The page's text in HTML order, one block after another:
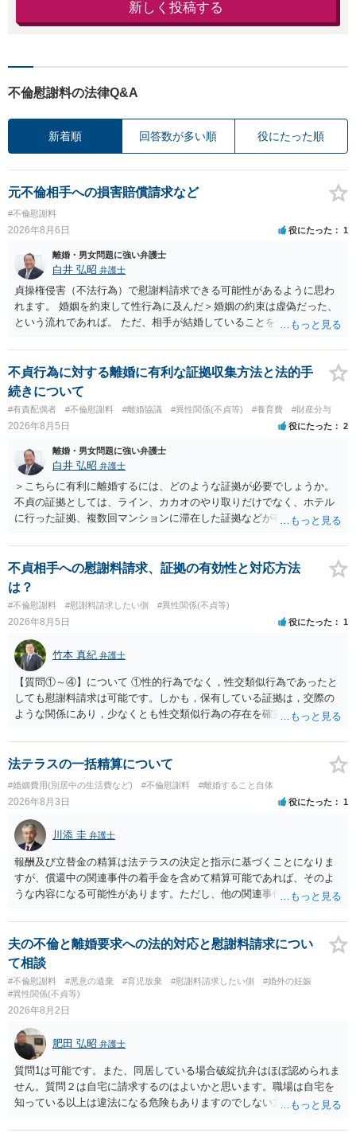
新しく投稿する
不倫慰謝料の法律Q&A
新着順 回答数が多い順 役にたった順
元不倫相手への損害賠償請求など
#不倫慰謝料
2026年8月6日 役にたった 1
離婚・男女問題に強い弁護士
白井 弘昭 弁護士
貞操権侵害（不法行為）で慰謝料請求できる可能性があるように思わ
れます。 婚姻を約束して性行為に及んだ＞婚姻の約束は虚偽だった、
という流れであれば。 ただ、相手が結婚していることを知って行為に
性も認められそうですので、あまり慰謝料は高額にならないように思
われます。 一度、最寄りの弁護士に相談してみてください。
不貞行為に対する離婚に有利な証拠収集方法と法的手
続きについて
#有責配偶者 #不倫慰謝料 #離婚協議 #異性関係(不貞等) #養育費 #財産分与
2026年8月5日 役にたった 2
離婚・男女問題に強い弁護士
白井 弘昭 弁護士
＞こちらに有利に離婚するには、どのような証拠が必要でしょうか。
不貞の証拠としては、ライン、カカオのやり取りだけでなく、ホテル
に行った証拠、複数回マンションに滞在した証拠などが有効です。 不
婚する、慰謝料をとるなど）ことができると思われます。 ただし、不
貞発覚後、長期間同居を続けると、不貞を許したとの評価につながる
場合がありますので、ご注意ください。 以上、ご参考まで。
不貞相手への慰謝料請求、証拠の有効性と対応方法
は？
#不倫慰謝料 #慰謝料請求したい側 #異性関係(不貞等)
2026年8月5日 役にたった 1
竹本 真紀 弁護士
【質問①～④】について ①性的行為でなく，性交類似行為であったと
しても慰謝料請求は可能です。しかも，保有している証拠は，交際の
ような関係にあり，少なくとも性交類似行為の存在を確実に証明でき
ことを窺わせるものです。）。ですから，慰謝料請求を進めることで
よいと思います。 ただ．慰謝料額については，婚姻破綻に至っていな
いとして，この点を考慮されることになるかもしれません。 ②夫との
今後のことを考えて書いてもらうか否かを検討するのがよいと思いま
す。今ある証拠以上のことを証明（証明力を強めることも含む）でき
るのであれば，前向きに検討を進めるという考え方でもよいでしょ
う。慰謝料請求としては証拠として使えることが前提であり，その価
値と夫との関係との均衡のように思います。 ③行政書士に委任をして
いるのであれば，どのような内容の委任なのか不明ですが，その行政
書士との協議になると思います。請求するか，訴訟にするか，その点
の見極めや，相手方は性交類似行為は認めているのか，それさえも否
定しているのかによって，考え方・進め方は変わってくると思いま
す。 ④性交類似行為を認めているにもかかわらず支払を拒否するので
あれば，本人（行政書士でも同じだと思います。）への対応ではあま
り変わらないように思います。減額で折り合えるなら本人様の交渉で
もよいように思いますが，ゼロかどうかの観点であれば，訴訟に進む
しかなくなるようにも思います。そうしますと，お近くの弁護士に相
談して進めることを検討した方がよいようにも思います。
法テラスの一括精算について
#婚姻費用(別居中の生活費など) #不倫慰謝料 #離婚すること自体
2026年8月3日 役にたった 1
川添 圭 弁護士
報酬及び立替金の精算は法テラスの決定と指示に基づくことになりま
すが、償還中の関連事件の着手金を含めて精算可能であれば、そのよ
うな内容になる可能性があります。ただし、他の関連事件でも相手方
情によって対応が違いますので、法テラスへお尋ねいただいた方が確
実です。
夫の不倫と離婚要求への法的対応と慰謝料請求につい
て相談
#不倫慰謝料 #悪意の遺棄 #育児放棄 #慰謝料請求したい側
#婚外の妊娠
#異性関係(不貞等)
2026年8月2日
肥田 弘昭 弁護士
質問1は可能です。また、同居している場合破綻抗弁はほぼ認められま
せん。質問２は自宅に請求するのはよいかと思います。職場は自宅を
知っている以上は違法になる危険もありますのでしない方が良いで